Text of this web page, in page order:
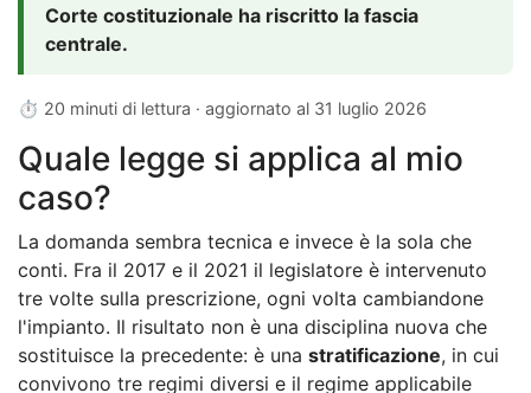
Corte costituzionale ha riscritto la fascia
centrale.
⏱ 20 minuti di lettura · aggiornato al 31 luglio 2026
Quale legge si applica al mio
caso?
La domanda sembra tecnica e invece è la sola che
conti. Fra il 2017 e il 2021 il legislatore è intervenuto
tre volte sulla prescrizione, ogni volta cambiandone
l'impianto. Il risultato non è una disciplina nuova che
sostituisce la precedente: è una stratificazione, in cui
convivono tre regimi diversi e il regime applicabile